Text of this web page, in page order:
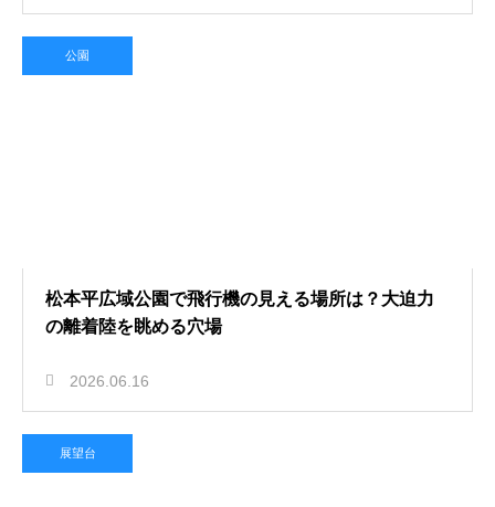
公園
松本平広域公園で飛行機の見える場所は？大迫力
の離着陸を眺める穴場
2026.06.16
展望台